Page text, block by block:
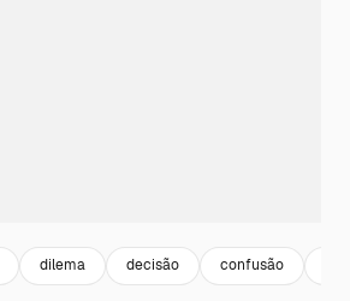
dilema decisão confusão